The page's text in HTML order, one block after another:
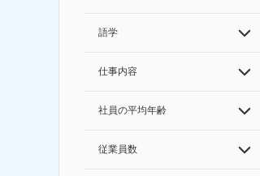
語学
仕事内容
社員の平均年齢
従業員数